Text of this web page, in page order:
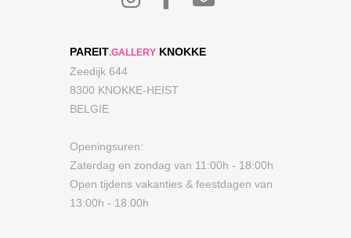
PAREIT.GALLERY KNOKKE
Zeedijk 644
8300 KNOKKE-HEIST
BELGIE
Openingsuren:
Zaterdag en zondag van 11:00h - 18:00h
Open tijdens vakanties & feestdagen van
13:00h - 18:00h